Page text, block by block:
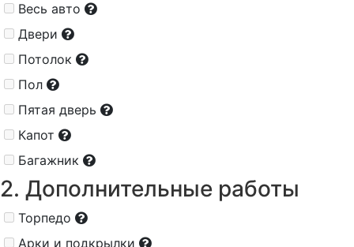
Весь авто
Двери
Потолок
Пол
Пятая дверь
Капот
Багажник
2. Дополнительные работы
Торпедо
Арки и подкрылки